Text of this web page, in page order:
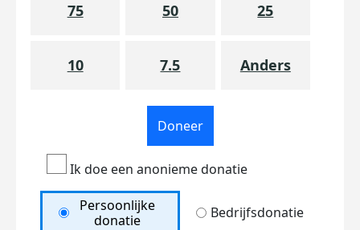
75 50 25
10 7.5 Anders
Doneer
Ik doe een anonieme donatie
Persoonlijke
donatie
Bedrijfsdonatie